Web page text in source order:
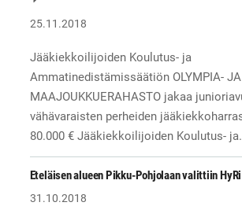
25.11.2018
Jääkiekkoilijoiden Koulutus- ja
Ammatinedistämissäätiön OLYMPIA-
MAAJOUKKUERAHASTO jakaa
vähävaraisten perheiden
80.000 € Jääkiekkoilijoiden Koulutus-
Eteläisen alueen Pikku-Pohjolaan valittiin
31.10.2018